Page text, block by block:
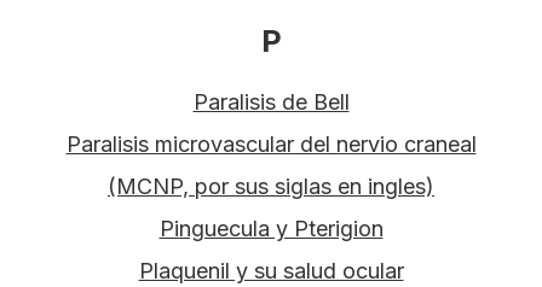
P
Paralisis de Bell
Paralisis microvascular del nervio craneal
(MCNP, por sus siglas en ingles)
Pinguecula y Pterigion
Plaquenil y su salud ocular